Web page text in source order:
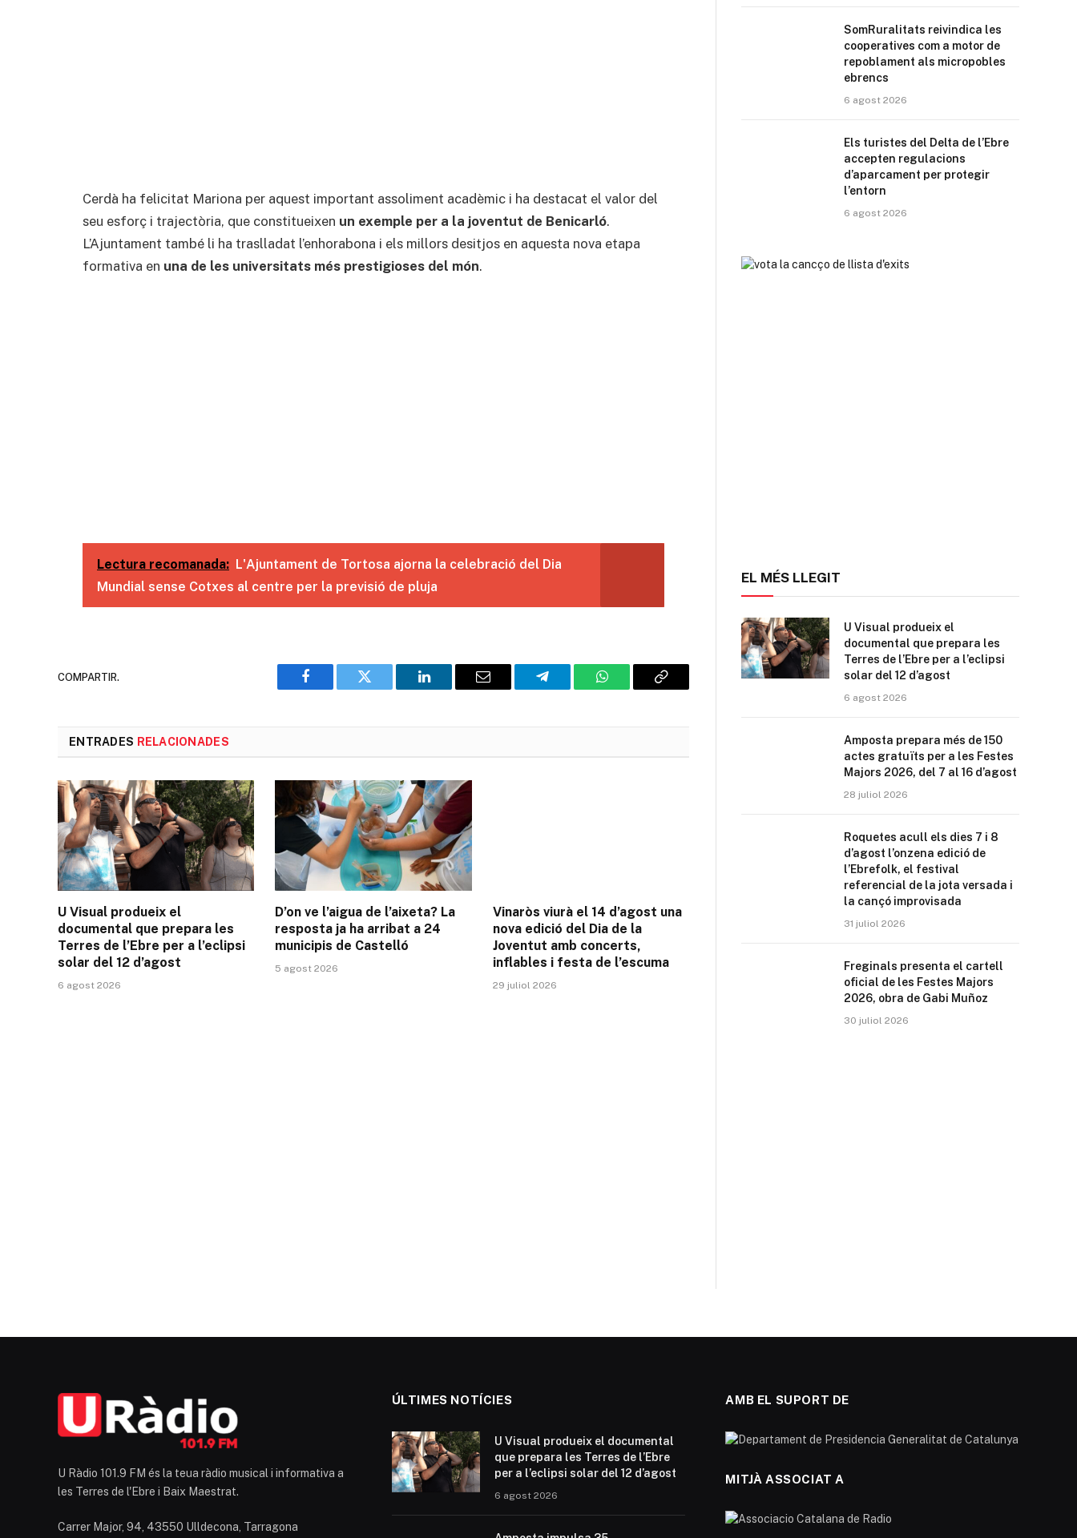
Cerdà ha felicitat Mariona per aquest important assoliment acadèmic i ha destacat el valor del
seu esforç i trajectòria, que constitueixen un exemple per a la joventut de Benicarló.
L’Ajuntament també li ha traslladat l’enhorabona i els millors desitjos en aquesta nova etapa
formativa en una de les universitats més prestigioses del món.
Lectura recomanada: L'Ajuntament de Tortosa ajorna la celebració del Dia
Mundial sense Cotxes al centre per la previsió de pluja
COMPARTIR.
Facebook Twitter LinkedIn Email Telegram WhatsAppCopia
ENTRADES RELACIONADES
U Visual produeix el
documental que prepara les
Terres de l’Ebre per a l’eclipsi
solar del 12 d’agost
6 agost 2026
D’on ve l’aigua de l’aixeta? La
resposta ja ha arribat a 24
municipis de Castelló
5 agost 2026
Vinaròs viurà el 14 d’agost una
nova edició del Dia de la
Joventut amb concerts,
inflables i festa de l’escuma
29 juliol 2026
SomRuralitats reivindica les
cooperatives com a motor de
repoblament als micropobles
ebrencs
6 agost 2026
Els turistes del Delta de l’Ebre
accepten regulacions
d’aparcament per protegir
l’entorn
6 agost 2026
EL MÉS LLEGIT
U Visual produeix el
documental que prepara les
Terres de l’Ebre per a l’eclipsi
solar del 12 d’agost
6 agost 2026
Amposta prepara més de 150
actes gratuïts per a les Festes
Majors 2026, del 7 al 16 d’agost
28 juliol 2026
Roquetes acull els dies 7 i 8
d’agost l’onzena edició de
l’Ebrefolk, el festival
referencial de la jota versada i
la cançó improvisada
31 juliol 2026
Freginals presenta el cartell
oficial de les Festes Majors
2026, obra de Gabi Muñoz
30 juliol 2026
U Ràdio 101.9 FM és la teua ràdio musical i informativa a
les Terres de l'Ebre i Baix Maestrat.
Carrer Major, 94, 43550 Ulldecona, Tarragona
ÚLTIMES NOTÍCIES
U Visual produeix el documental
que prepara les Terres de l’Ebre
per a l’eclipsi solar del 12 d’agost
6 agost 2026
AMB EL SUPORT DE
MITJÀ ASSOCIAT A